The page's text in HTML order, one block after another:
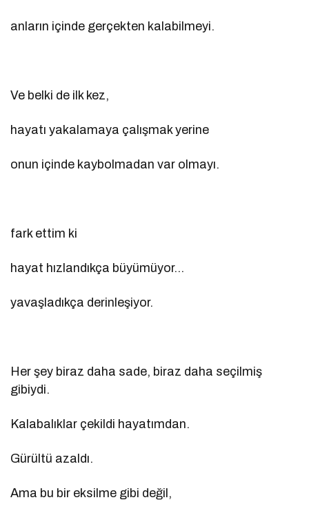
anların içinde gerçekten kalabilmeyi.
Ve belki de ilk kez,
hayatı yakalamaya çalışmak yerine
onun içinde kaybolmadan var olmayı.
fark ettim ki
hayat hızlandıkça büyümüyor…
yavaşladıkça derinleşiyor.
Her şey biraz daha sade, biraz daha seçilmiş
gibiydi.
Kalabalıklar çekildi hayatımdan.
Gürültü azaldı.
Ama bu bir eksilme gibi değil,